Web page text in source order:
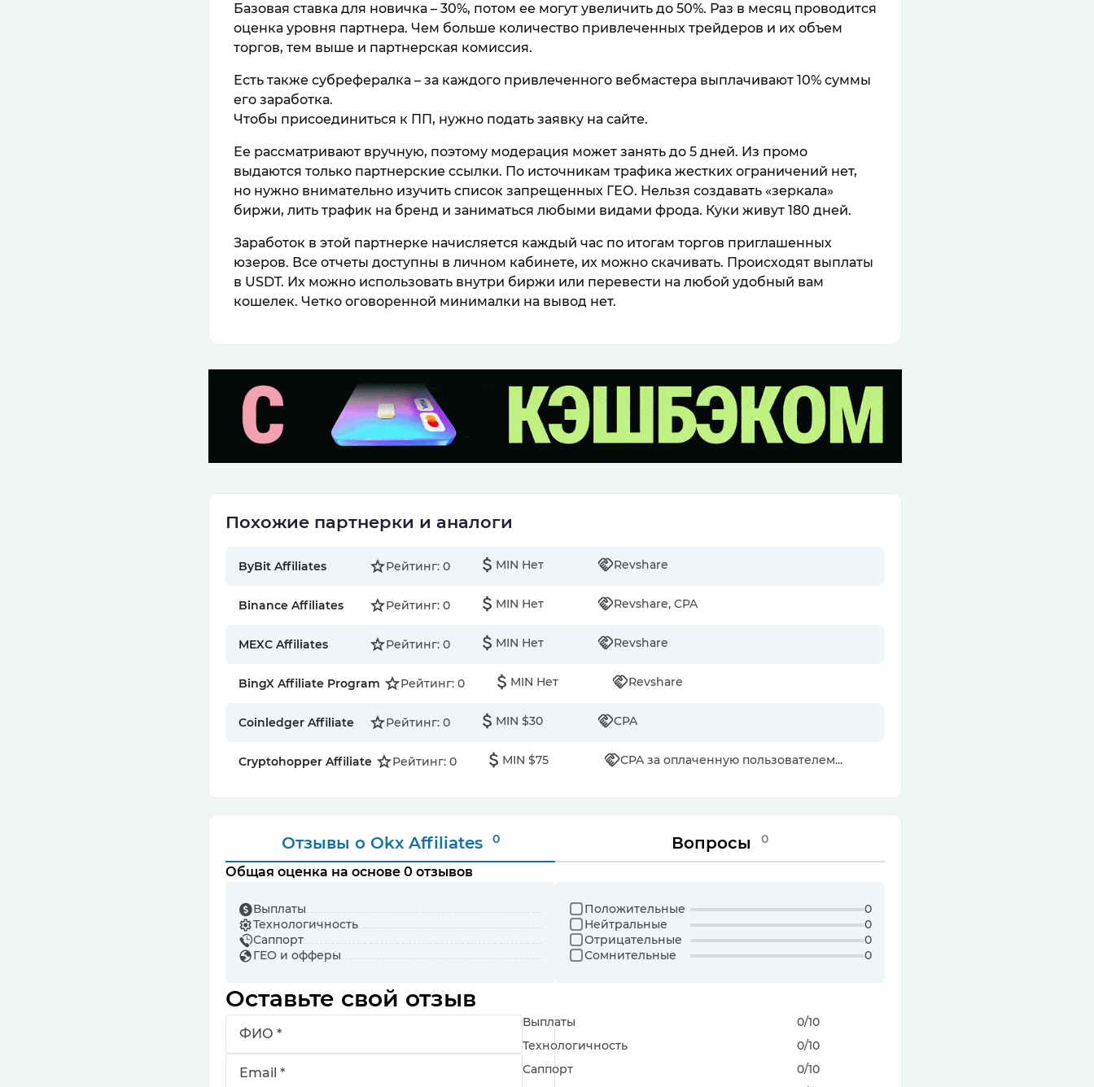
Базовая ставка для новичка – 30%, потом ее могут увеличить до 50%. Раз в месяц проводится
оценка уровня партнера. Чем больше количество привлеченных трейдеров и их объем
торгов, тем выше и партнерская комиссия.
Есть также субрефералка – за каждого привлеченного вебмастера выплачивают 10% суммы
его заработка.
Чтобы присоединиться к ПП, нужно подать заявку на сайте.
Ее рассматривают вручную, поэтому модерация может занять до 5 дней. Из промо
выдаются только партнерские ссылки. По источникам трафика жестких ограничений нет,
но нужно внимательно изучить список запрещенных ГЕО. Нельзя создавать «зеркала»
биржи, лить трафик на бренд и заниматься любыми видами фрода. Куки живут 180 дней.
Заработок в этой партнерке начисляется каждый час по итогам торгов приглашенных
юзеров. Все отчеты доступны в личном кабинете, их можно скачивать. Происходят выплаты
в USDT. Их можно использовать внутри биржи или перевести на любой удобный вам
кошелек. Четко оговоренной минималки на вывод нет.
Похожие партнерки и аналоги
ByBit Affiliates Рейтинг: 0 MIN Нет Revshare
Binance Affiliates Рейтинг: 0 MIN Нет Revshare, CPA
MEXC Affiliates Рейтинг: 0 MIN Нет Revshare
BingX Affiliate Program Рейтинг: 0 MIN Нет Revshare
Coinledger Affiliate Рейтинг: 0 MIN $30 CPA
Cryptohopper Affiliate Рейтинг: 0 MIN $75 CPA за оплаченную пользователем...
Отзывы о Okx Affiliates 0 Вопросы 0
Общая оценка на основе 0 отзывов
Выплаты
Технологичность
Саппорт
ГЕО и офферы
Положительные
0
Нейтральные
0
Отрицательные
0
Сомнительные
0
Оставьте свой отзыв
Выплаты 0/10
Технологичность
0/10
Саппорт
0/10